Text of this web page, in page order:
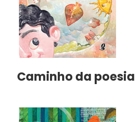
Caminho da poesia